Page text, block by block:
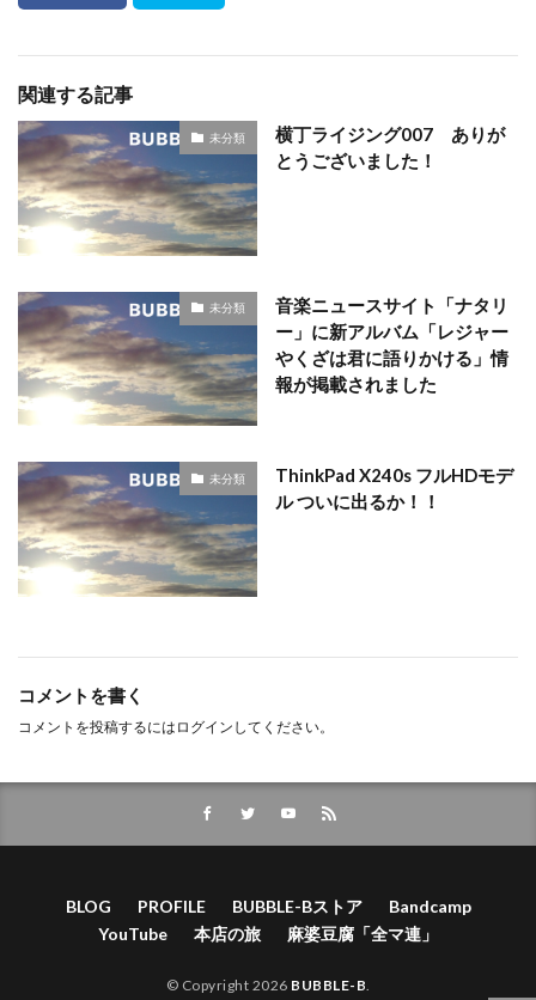
関連する記事
未分類
横丁ライジング007 ありが
とうございました！
未分類
音楽ニュースサイト「ナタリ
ー」に新アルバム「レジャー
やくざは君に語りかける」情
報が掲載されました
未分類
ThinkPad X240s フルHDモデ
ル ついに出るか！！
コメントを書く
コメントを投稿するには ログイン してください。
BLOG PROFILE BUBBLE-Bストア
Bandcamp
YouTube
本店の旅 麻婆豆腐「全マ連」
© Copyright 2026 BUBBLE-B